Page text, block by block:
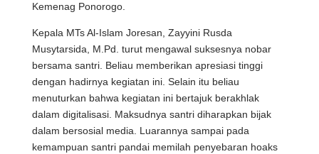
Kemenag Ponorogo.
Kepala MTs Al-Islam Joresan, Zayyini Rusda
Musytarsida, M.Pd. turut mengawal suksesnya nobar
bersama santri. Beliau memberikan apresiasi tinggi
dengan hadirnya kegiatan ini. Selain itu beliau
menuturkan bahwa kegiatan ini bertajuk berakhlak
dalam digitalisasi. Maksudnya santri diharapkan bijak
dalam bersosial media. Luarannya sampai pada
kemampuan santri pandai memilah penyebaran hoaks